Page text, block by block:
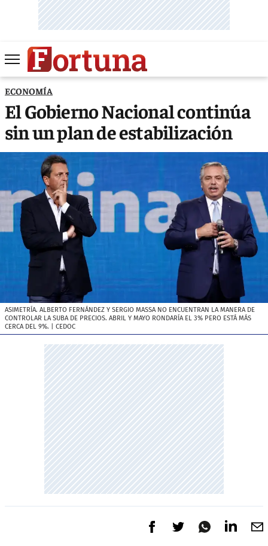
ECONOMÍA
El Gobierno Nacional continúa
sin un plan de estabilización
ASIMETRÍA. ALBERTO FERNÁNDEZ Y SERGIO MASSA NO ENCUENTRAN LA MANERA DE
CONTROLAR LA SUBA DE PRECIOS. ABRIL Y MAYO RONDARÍA EL 3% PERO ESTÁ MÁS
CERCA DEL 9%. | CEDOC